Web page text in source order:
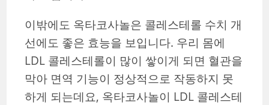
이밖에도 옥타코사놀은 콜레스테롤 수치 개
선에도 좋은 효능을 보입니다. 우리 몸에
LDL 콜레스테롤이 많이 쌓이게 되면 혈관을
막아 면역 기능이 정상적으로 작동하지 못
하게 되는데요, 옥타코사놀이 LDL 콜레스테